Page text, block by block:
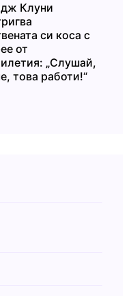
Клуни
си коса с
от
„Слушай,
това работи!“